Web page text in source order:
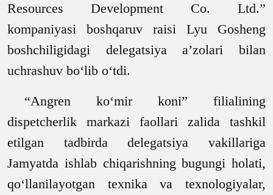
Resources Development Co. Ltd.”
kompaniyasi boshqaruv raisi Lyu Gosheng
boshchiligidagi delegatsiya a’zolari bilan
uchrashuv bo‘lib o‘tdi.
“Angren ko‘mir koni” filialining
dispetcherlik markazi faollari zalida tashkil
etilgan tadbirda delegatsiya vakillariga
Jamyatda ishlab chiqarishning bugungi holati,
qo‘llanilayotgan texnika va texnologiyalar,